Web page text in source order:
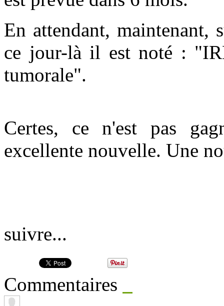
En attendant, maintenant,
ce jour-là il est noté :
tumorale".
Certes, ce n'est pas
excellente nouvelle. Une
suivre...
Commentaires